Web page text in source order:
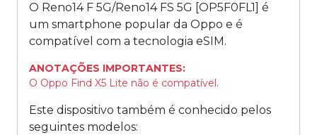
O Reno14 F 5G/Reno14 FS 5G [OP5F0FL1] é
um smartphone popular da Oppo e é
compatível com a tecnologia eSIM.
ANOTAÇÕES IMPORTANTES:
O Oppo Find X5 Lite não é compatível.
Este dispositivo também é conhecido pelos
seguintes modelos: